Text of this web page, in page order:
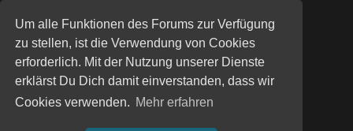
Um alle Funktionen des Forums zur Verfügung
zu stellen, ist die Verwendung von Cookies
erforderlich. Mit der Nutzung unserer Dienste
erklärst Du Dich damit einverstanden, dass wir
Cookies verwenden. Mehr erfahren